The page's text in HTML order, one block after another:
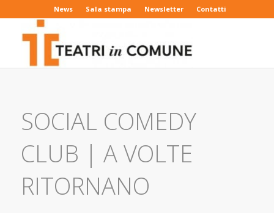
News Sala stampa Newsletter Contatti
SOCIAL COMEDY
CLUB | A VOLTE
RITORNANO